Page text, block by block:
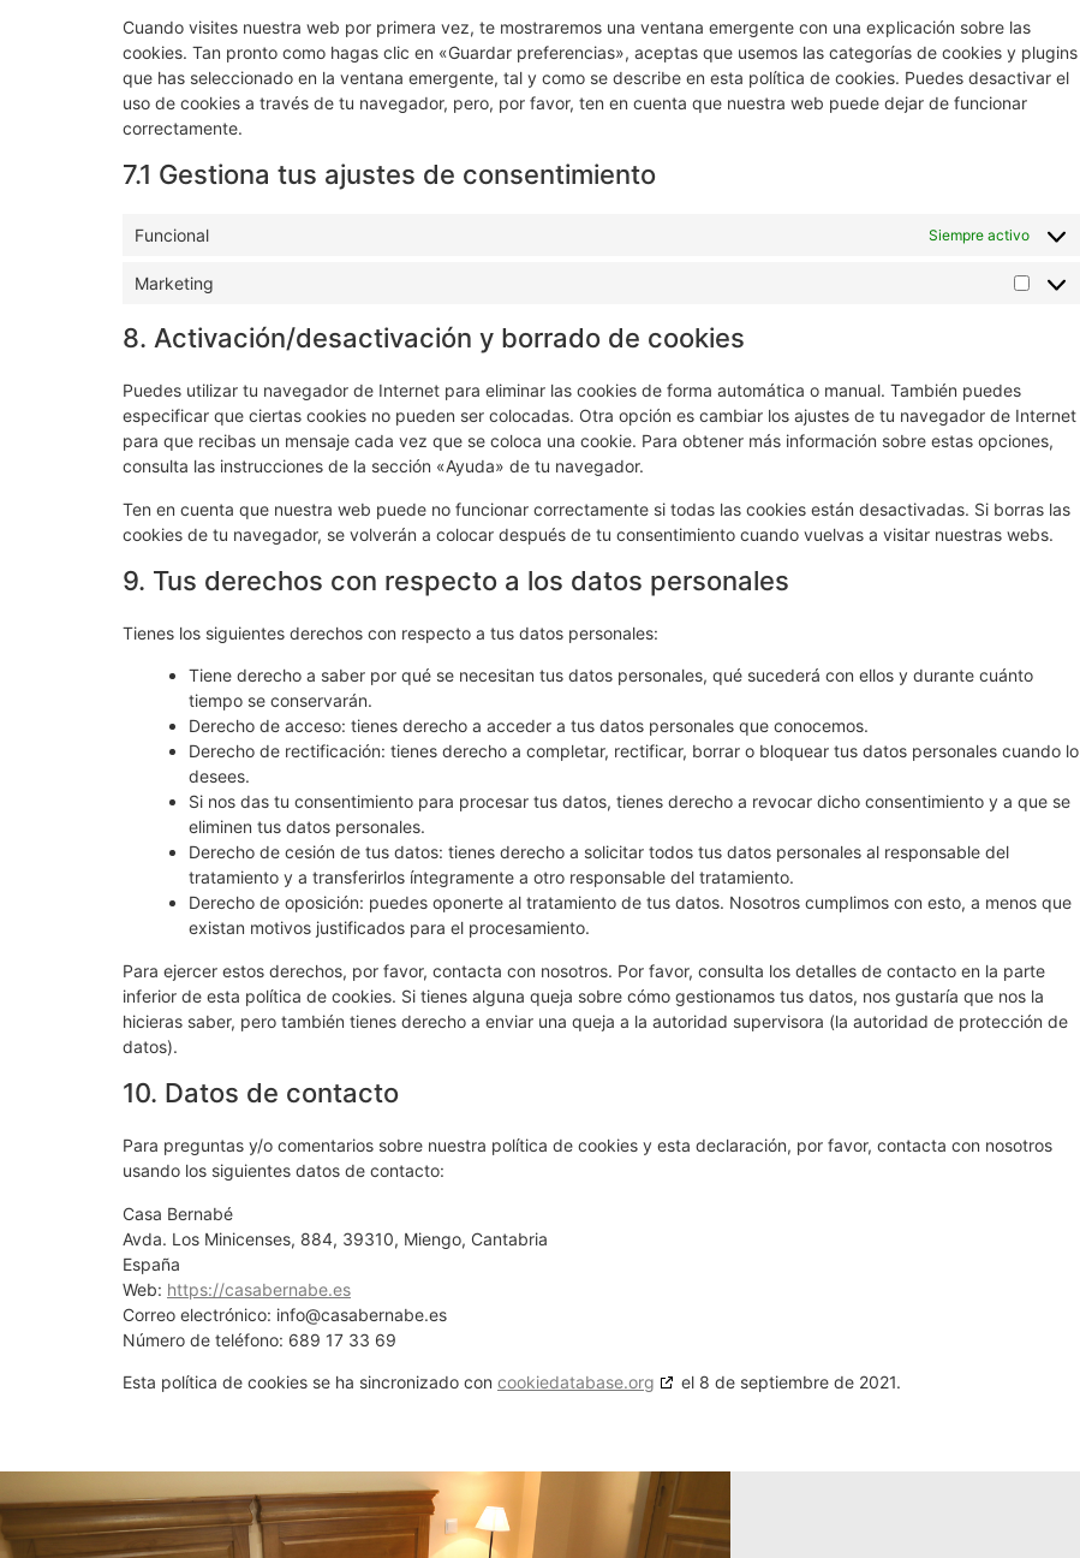
Cuando visites nuestra web por primera vez, te mostraremos una ventana emergente con una explicación sobre las
cookies. Tan pronto como hagas clic en «Guardar preferencias», aceptas que usemos las categorías de cookies y plugins
que has seleccionado en la ventana emergente, tal y como se describe en esta política de cookies. Puedes desactivar el
uso de cookies a través de tu navegador, pero, por favor, ten en cuenta que nuestra web puede dejar de funcionar
correctamente.
7.1 Gestiona tus ajustes de consentimiento
Funcional Siempre activo
Marketing
8. Activación/desactivación y borrado de cookies
Puedes utilizar tu navegador de Internet para eliminar las cookies de forma automática o manual. También puedes
especificar que ciertas cookies no pueden ser colocadas. Otra opción es cambiar los ajustes de tu navegador de Internet
para que recibas un mensaje cada vez que se coloca una cookie. Para obtener más información sobre estas opciones,
consulta las instrucciones de la sección «Ayuda» de tu navegador.
Ten en cuenta que nuestra web puede no funcionar correctamente si todas las cookies están desactivadas. Si borras las
cookies de tu navegador, se volverán a colocar después de tu consentimiento cuando vuelvas a visitar nuestras webs.
9. Tus derechos con respecto a los datos personales
Tienes los siguientes derechos con respecto a tus datos personales:
Tiene derecho a saber por qué se necesitan tus datos personales, qué sucederá con ellos y durante cuánto
tiempo se conservarán.
Derecho de acceso: tienes derecho a acceder a tus datos personales que conocemos.
Derecho de rectificación: tienes derecho a completar, rectificar, borrar o bloquear tus datos personales cuando lo
desees.
Si nos das tu consentimiento para procesar tus datos, tienes derecho a revocar dicho consentimiento y a que se
eliminen tus datos personales.
Derecho de cesión de tus datos: tienes derecho a solicitar todos tus datos personales al responsable del
tratamiento y a transferirlos íntegramente a otro responsable del tratamiento.
Derecho de oposición: puedes oponerte al tratamiento de tus datos. Nosotros cumplimos con esto, a menos que
existan motivos justificados para el procesamiento.
Para ejercer estos derechos, por favor, contacta con nosotros. Por favor, consulta los detalles de contacto en la parte
inferior de esta política de cookies. Si tienes alguna queja sobre cómo gestionamos tus datos, nos gustaría que nos la
hicieras saber, pero también tienes derecho a enviar una queja a la autoridad supervisora (la autoridad de protección de
datos).
10. Datos de contacto
Para preguntas y/o comentarios sobre nuestra política de cookies y esta declaración, por favor, contacta con nosotros
usando los siguientes datos de contacto:
Casa Bernabé
Avda. Los Minicenses, 884, 39310, Miengo, Cantabria
España
Web: https://casabernabe.es
Correo electrónico: info@casabernabe.es
Número de teléfono: 689 17 33 69
Esta política de cookies se ha sincronizado con cookiedatabase.org el 8 de septiembre de 2021.